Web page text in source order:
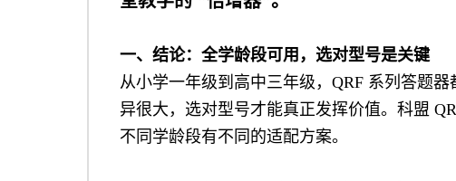
一、结论：全学龄段可用，选对型号是关键
从小学一年级到高中三年级，QRF 系列答题
异很大，选对型号才能真正发挥价值。科盟
不同学龄段有不同的适配方案。